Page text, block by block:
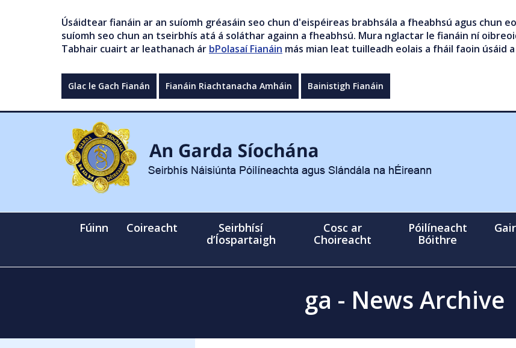
Úsáidtear fianáin ar an suíomh gréasáin seo chun d'eispéireas brabhsála a fheabhsú agus chun
suíomh seo chun an tseirbhís atá á soláthar againn a fheabhsú. Mura nglactar le fianáin ní
Tabhair cuairt ar leathanach ár bPolasaí Fianáin más mian leat tuilleadh eolais a fháil faoin úsáid
Glac le Gach Fianán Fianáin Riachtanacha Amháin Bainistigh Fianáin
Fúinn Coireacht
Seirbhísí
d’Íospartaigh
Cosc ar
Choireacht
Póilíneacht
Bóithre
ga - News Archive